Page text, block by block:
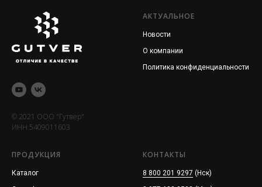
© 2021 ООО "Гутвер"
ИНН 5409011603
АКТУАЛЬНОЕ
Новости
О компании
Политика конфиденциальности
ПРОДУКЦИЯ
Каталог
КОНТАКТЫ
8 800 201 9297 (Нск)